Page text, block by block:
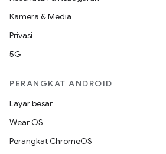
Kamera & Media
Privasi
5G
PERANGKAT ANDROID
Layar besar
Wear OS
Perangkat ChromeOS